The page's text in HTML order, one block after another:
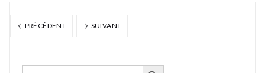
PRÉCÉDENT SUIVANT
Search
SEARCH BUTTON